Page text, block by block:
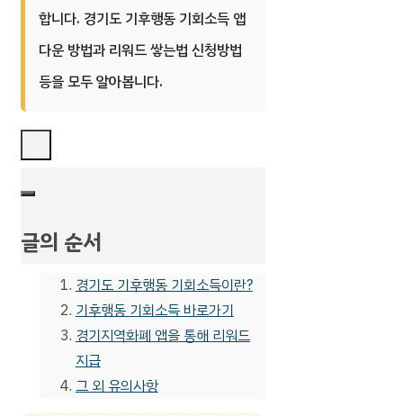
합니다. 경기도 기후행동 기회소득 앱
다운 방법과 리워드 쌓는법 신청방법
등을 모두 알아봅니다.
글의 순서
경기도 기후행동 기회소득이란?
기후행동 기회소득 바로가기
경기지역화폐 앱을 통해 리워드
지급
그 외 유의사항